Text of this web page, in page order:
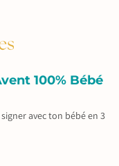
100% Bébé
avec ton bébé en 3